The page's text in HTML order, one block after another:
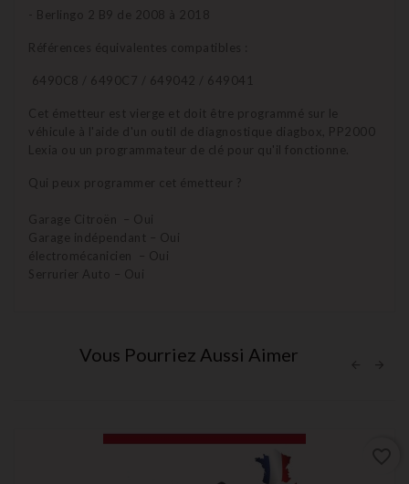
- Berlingo 2 B9 de 2008 à 2018
Références équivalentes compatibles :
6490C8 / 6490C7 / 649042 / 649041
Cet émetteur est vierge et doit être programmé sur le
véhicule à l'aide d'un outil de diagnostique diagbox, PP2000
Lexia ou un programmateur de clé pour qu'il fonctionne.
Qui peux programmer cet émetteur ?
Garage Citroën – Oui
Garage indépendant – Oui
électromécanicien – Oui
Serrurier Auto – Oui
Vous Pourriez Aussi Aimer